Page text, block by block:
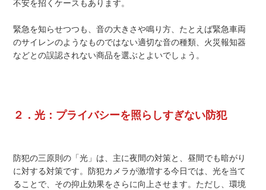
不安を招くケースもあります。
緊急を知らせつつも、音の大きさや鳴り方、たとえば緊急車両
のサイレンのようなものではない適切な音の種類、火災報知器
などとの誤認されない商品を選ぶとよいでしょう。
２．光：プライバシーを照らしすぎない防犯
防犯の三原則の「光」は、主に夜間の対策と、昼間でも暗がり
に対する対策です。防犯カメラが激増する今日では、光を当て
ることで、その抑止効果をさらに向上させます。ただし、環境